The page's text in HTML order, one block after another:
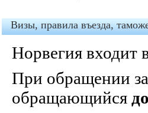
Визы, правила въезда,
Норвегия входит
При обращении
обращающийся